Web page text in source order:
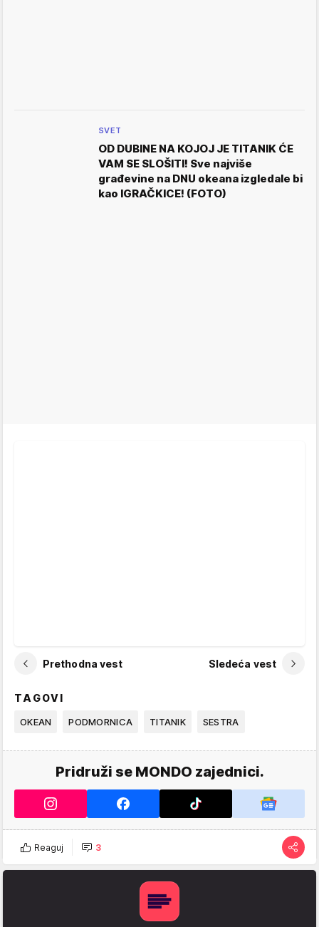
SVET
OD DUBINE NA KOJOJ JE TITANIK ĆE
VAM SE SLOŠITI! Sve najviše
građevine na DNU okeana izgledale bi
kao IGRAČKICE! (FOTO)
Prethodna vest Sledeća vest
TAGOVI
OKEAN PODMORNICA TITANIK SESTRA
Pridruži se MONDO zajednici.
Reaguj 3